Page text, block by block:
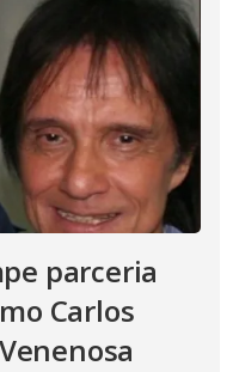
parceria
Carlos